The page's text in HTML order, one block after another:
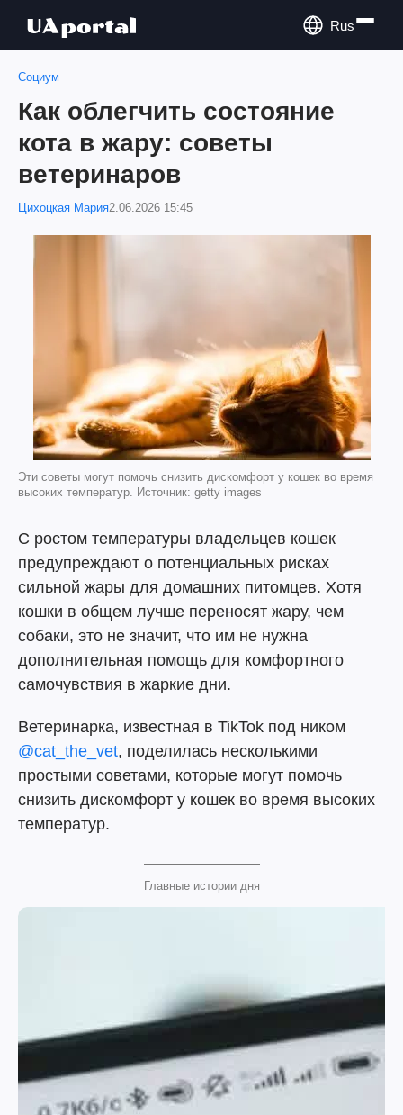
Rus
Социум
Как облегчить состояние
кота в жару: советы
ветеринаров
Цихоцкая Мария2.06.2026 15:45
Эти советы могут помочь снизить дискомфорт у кошек во время
высоких температур. Источник: getty images
С ростом температуры владельцев кошек
предупреждают о потенциальных рисках
сильной жары для домашних питомцев. Хотя
кошки в общем лучше переносят жару, чем
собаки, это не значит, что им не нужна
дополнительная помощь для комфортного
самочувствия в жаркие дни.
Ветеринарка, известная в TikTok под ником
@cat_the_vet, поделилась несколькими
простыми советами, которые могут помочь
снизить дискомфорт у кошек во время высоких
температур.
Главные истории дня